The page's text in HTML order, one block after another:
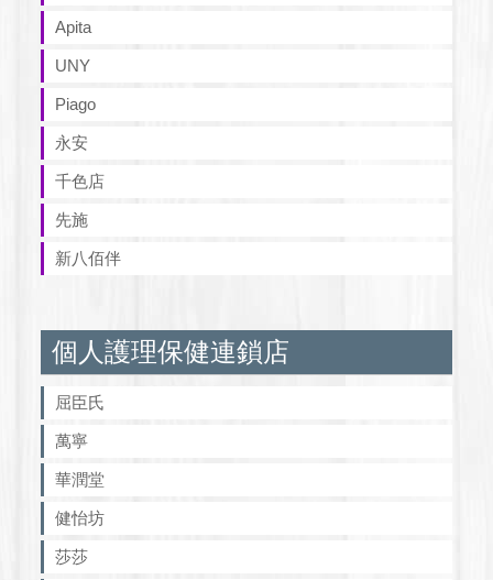
Apita
UNY
Piago
永安
千色店
先施
新八佰伴
個人護理保健連鎖店
屈臣氏
萬寧
華潤堂
健怡坊
莎莎